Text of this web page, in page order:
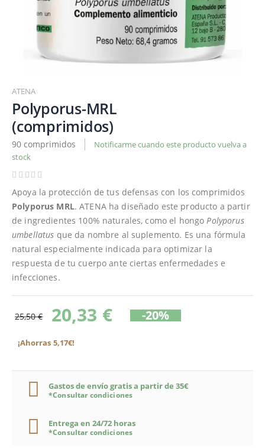
al
comienzo
de
la
galería
de
ATENA
Polyporus-MRL
(comprimidos)
90 comprimidos
Notificarme cuando este producto vuelva a
stock
Apoya la protección de tus defensas con los comprimidos
Polyporus MRL. ATENA ha diseñado este producto a partir
de ingredientes 100% naturales, como el hongo Polyporus
umbellatus que da nombre al suplemento. Es una fórmula
natural especialmente indicada para optimizar la
respuesta de tu cuerpo ante ciertas enfermedades e
infecciones.
25,50 € 20,33 € -20%
¡Ahorras 5,17€!
Gastos de envío gratis a partir de 35€
*Consultar condiciones
Entrega en 24/72 horas
*Consultar condiciones